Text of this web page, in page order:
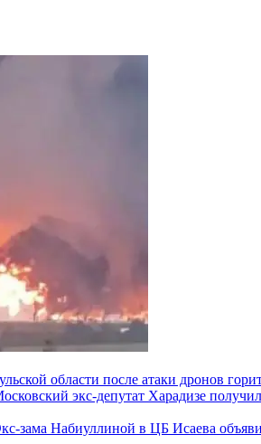
области после атаки дронов
экс-депутат Харадизе
зама Набиуллиной в ЦБ Исаева